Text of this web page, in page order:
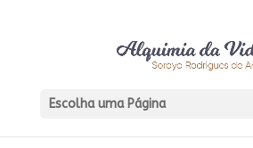
Escolha uma Página